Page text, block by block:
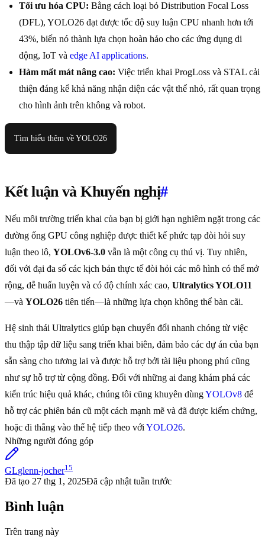
Tối ưu hóa CPU: Bằng cách loại bỏ Distribution Focal Loss
(DFL), YOLO26 đạt được tốc độ suy luận CPU nhanh hơn tới
43%, biến nó thành lựa chọn hoàn hảo cho các ứng dụng di
động, IoT và edge AI applications.
Hàm mất mát nâng cao: Việc triển khai ProgLoss và STAL cải
thiện đáng kể khả năng nhận diện các vật thể nhỏ, rất quan trọng
cho hình ảnh trên không và robot.
Tìm hiểu thêm về YOLO26
Kết luận và Khuyến nghị#
Nếu môi trường triển khai của bạn bị giới hạn nghiêm ngặt trong các
đường ống GPU công nghiệp được thiết kế phức tạp đòi hỏi suy
luận theo lô, YOLOv6-3.0 vẫn là một công cụ thú vị. Tuy nhiên,
đối với đại đa số các kịch bản thực tế đòi hỏi các mô hình có thể mở
rộng, dễ huấn luyện và có độ chính xác cao, Ultralytics YOLO11
—và YOLO26 tiên tiến—là những lựa chọn không thể bàn cãi.
Hệ sinh thái Ultralytics giúp bạn chuyển đổi nhanh chóng từ việc
thu thập tập dữ liệu sang triển khai biên, đảm bảo các dự án của bạn
sẵn sàng cho tương lai và được hỗ trợ bởi tài liệu phong phú cũng
như sự hỗ trợ từ cộng đồng. Đối với những ai đang khám phá các
kiến trúc hiệu quả khác, chúng tôi cũng khuyên dùngYOLOv8 để
hỗ trợ các phiên bản cũ một cách mạnh mẽ và đã được kiểm chứng,
hoặc đi thẳng vào thế hệ tiếp theo với YOLO26.
Những người đóng góp
GLglenn-jocher15
Đã tạo 27 thg 1, 2025Đã cập nhật tuần trước
Bình luận
Trên trang này